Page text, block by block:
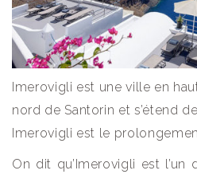
Imerovigli est une ville en
nord de Santorin et s’étend de
Imerovigli est le
On dit qu’Imerovigli est